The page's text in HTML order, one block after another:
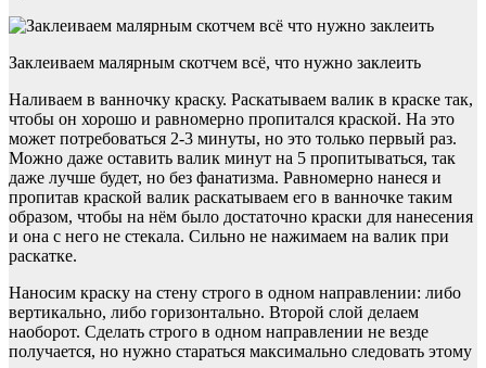
Заклеиваем малярным скотчем всё, что нужно заклеить
Наливаем в ванночку краску. Раскатываем валик в краске так,
чтобы он хорошо и равномерно пропитался краской. На это
может потребоваться 2-3 минуты, но это только первый раз.
Можно даже оставить валик минут на 5 пропитываться, так
даже лучше будет, но без фанатизма. Равномерно нанеся и
пропитав краской валик раскатываем его в ванночке таким
образом, чтобы на нём было достаточно краски для нанесения
и она с него не стекала. Сильно не нажимаем на валик при
раскатке.
Наносим краску на стену строго в одном направлении: либо
вертикально, либо горизонтально. Второй слой делаем
наоборот. Сделать строго в одном направлении не везде
получается, но нужно стараться максимально следовать этому